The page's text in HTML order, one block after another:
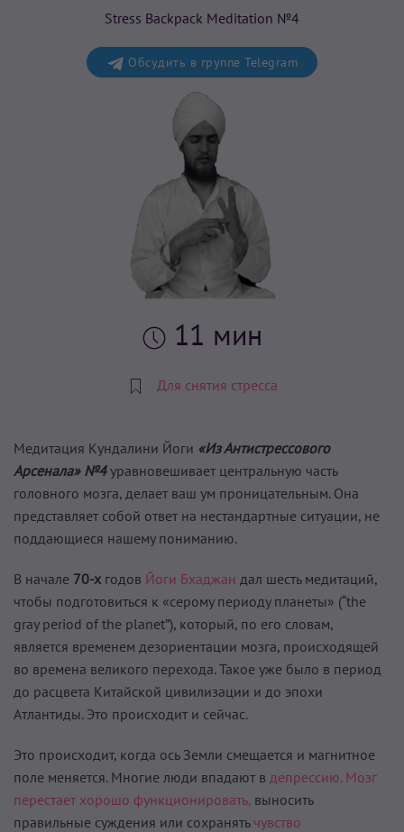
Stress Backpack Meditation №4
Обсудить в группе Telegram
11 мин
Для снятия стресса
Медитация Кундалини Йоги «Из Антистрессового
Арсенала» №4 уравновешивает центральную часть
головного мозга, делает ваш ум проницательным. Она
представляет собой ответ на нестандартные ситуации, не
поддающиеся нашему пониманию.
В начале 70-х годов Йоги Бхаджан дал шесть медитаций,
чтобы подготовиться к «серому периоду планеты» (“the
gray period of the planet”), который, по его словам,
является временем дезориентации мозга, происходящей
во времена великого перехода. Такое уже было в период
до расцвета Китайской цивилизации и до эпохи
Атлантиды. Это происходит и сейчас.
Это происходит, когда ось Земли смещается и магнитное
поле меняется. Многие люди впадают в депрессию. Мозг
перестает хорошо функционировать, выносить
правильные суждения или сохранять чувство